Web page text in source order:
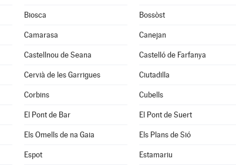
Biosca Bossòst
Camarasa Canejan
Castellnou de Seana Castelló de Farfanya
Cervià de les Garrigues Ciutadilla
Corbins Cubells
El Pont de Bar El Pont de Suert
Els Omells de na Gaia Els Plans de Sió
Espot Estamariu